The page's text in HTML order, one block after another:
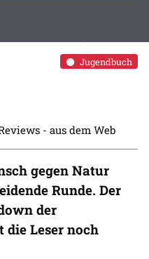
Jugendbuch
- aus dem Web
gegen Natur
Runde. Der
der
die Leser noch